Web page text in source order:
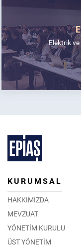
Elektrik ve
KURUMSAL
HAKKIMIZDA
MEVZUAT
YÖNETİM KURULU
ÜST YÖNETİM